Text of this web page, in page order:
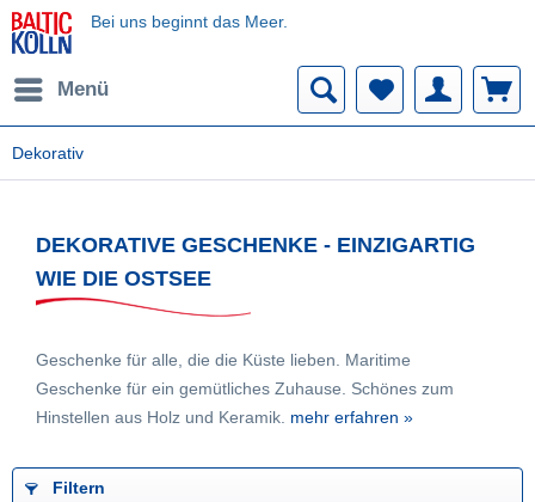
Bei uns beginnt das Meer.
Menü
Dekorativ
DEKORATIVE GESCHENKE - EINZIGARTIG
WIE DIE OSTSEE
Geschenke für alle, die die Küste lieben. Maritime
Geschenke für ein gemütliches Zuhause. Schönes zum
Hinstellen aus Holz und Keramik. mehr erfahren »
Filtern